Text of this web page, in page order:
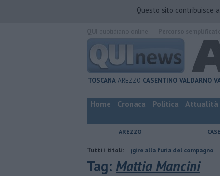
Questo sito contribuisce
TOSCANA AREZZO CASENTINO VALDARNO
Home Cronaca Politica Attualità
AREZZO
Tutti i titoli:
Nascosta in un bar per sfuggire alla furia del compagno ​Tutte le
Tag: Mattia Mancini